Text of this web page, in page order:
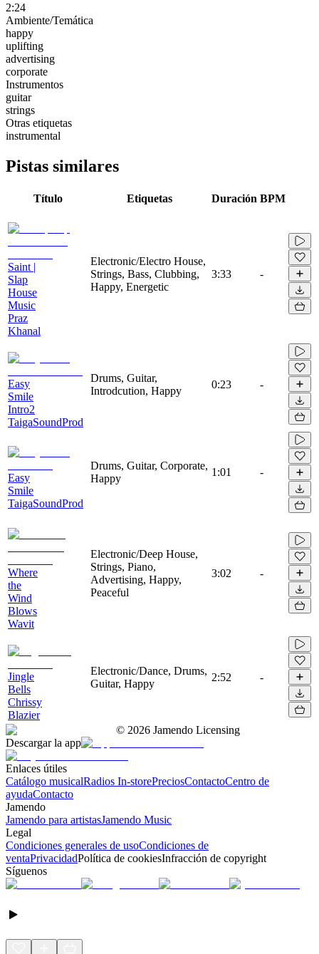
2:24
Ambiente/Temática
happy
uplifting
advertising
corporate
Instrumentos
guitar
strings
Otras etiquetas
instrumental
Pistas similares
Título Etiquetas Duración BPM
Saint |
Slap
House
Music
Praz
Khanal
Electronic/Electro House,
Strings, Bass, Clubbing,
Happy, Energetic
3:33 -
Easy
Smile
Intro2
TaigaSoundProd
Drums, Guitar,
Introdcution, Happy
0:23 -
Easy
Smile
TaigaSoundProd
Drums, Guitar, Corporate,
Happy
1:01 -
Where
the
Wind
Blows
Wavit
Electronic/Deep House,
Strings, Piano,
Advertising, Happy,
Peaceful
3:02 -
Jingle
Bells
Chrissy
Blazier
Electronic/Dance, Drums,
Guitar, Happy
2:52 -
© 2026 Jamendo Licensing
Descargar la app
Enlaces útiles
Catálogo musicalRadios In-storePreciosContactoCentro de
ayudaContacto
Jamendo
Jamendo para artistasJamendo Music
Legal
Condiciones generales de usoCondiciones de
ventaPrivacidadPolítica de cookiesInfracción de copyright
Síguenos